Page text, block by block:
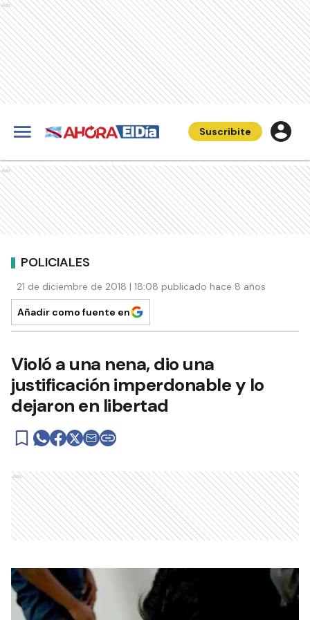
Ads
Suscribite
Ads
POLICIALES
21 de diciembre de 2018 | 18:08 publicado hace 8 años
Añadir como fuente en
Violó a una nena, dio una
justificación imperdonable y lo
dejaron en libertad
Ads